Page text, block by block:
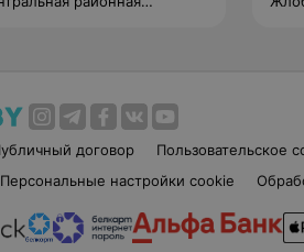
договор Пользовательское
Персональные настройки cookie